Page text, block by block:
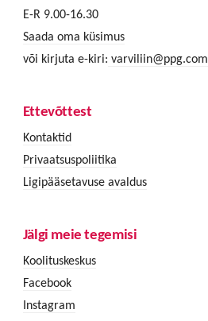
E-R 9.00-16.30
Saada oma küsimus
või kirjuta e-kiri: varviliin@ppg.com
Ettevõttest
Kontaktid
Privaatsuspoliitika
Ligipääsetavuse avaldus
Jälgi meie tegemisi
Koolituskeskus
Facebook
Instagram